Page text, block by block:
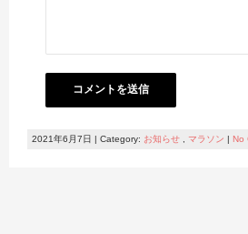
2021年6月7日 | Category: お知らせ , マラソン | No